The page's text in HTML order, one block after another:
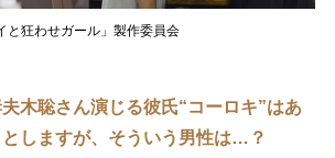
と狂わせガール」製作委員会
木聡さん演じる彼氏“コーロキ”はあ
しますが、そういう男性は…？